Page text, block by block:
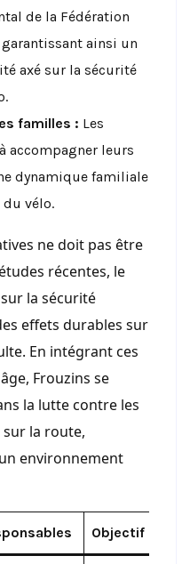
de la Fédération
ainsi un
axé sur la sécurité
familles : Les
accompagner leurs
dynamique familiale
vélo.
ne doit pas être
récentes, le
la sécurité
effets durables sur
En intégrant ces
Frouzins se
la lutte contre les
la route,
environnement
Objectif